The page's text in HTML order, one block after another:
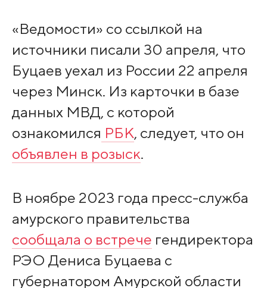
«Ведомости» со ссылкой на
источники писали 30 апреля, что
Буцаев уехал из России 22 апреля
через Минск. Из карточки в базе
данных МВД, с которой
ознакомился РБК, следует, что он
объявлен в розыск.
В ноябре 2023 года пресс-служба
амурского правительства
сообщала о встрече гендиректора
РЭО Дениса Буцаева с
губернатором Амурской области